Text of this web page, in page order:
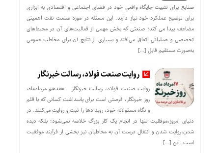
صنایع برای تثبیت جایگاه واقعی خود در فضای اجتماعی و اقتصادی به ابزاری
برای توضیح عملکرد خود نیاز دارند. این مسئله در مورد صنعت نفت اهمیتی
مضاعف پیدا می کند؛ صنعتی که بخش مهمی از فعالیت‌های آن در محیط‌های
تخصصی و عملیاتی اتفاق می‌افتد و بسیاری از نتایج آن برای مخاطب عمومی
به‌صورت مستقیم قابل […]
روایت صنعت فولاد،‌ رسالت خبرنگار
روایت صنعت فولاد،‌ رسالت خبرنگار هفدهم مردادماه،
روز خبرنگار، فرصتی است برای پاسداشت کسانی که با قلم
و نگاه مسئولانه خود، رویدادها را ثبت و روایت می‌کنند. در
دنیای امروز،موفقیت تنها در انجام یک کار بزرگ خلاصه نمی‌شود؛ بلکه دیده
شدن،روایت شدن و انتقال درست آن به مخاطبان نیز بخشی از فرآیند موفقیت
است. این […]